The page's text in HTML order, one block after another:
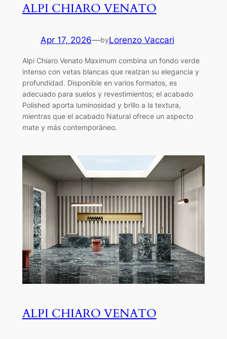
ALPI CHIARO VENATO
Apr 17, 2026—byLorenzo Vaccari
Alpi Chiaro Venato Maximum combina un fondo verde
intenso con vetas blancas que realzan su elegancia y
profundidad. Disponible en varios formatos, es
adecuado para suelos y revestimientos; el acabado
Polished aporta luminosidad y brillo a la textura,
mientras que el acabado Natural ofrece un aspecto
mate y más contemporáneo.
ALPI CHIARO VENATO